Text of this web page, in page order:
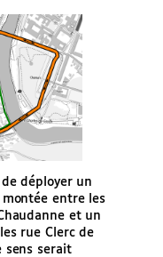
de déployer un
entre les
et un
rue Clerc de
sens serait